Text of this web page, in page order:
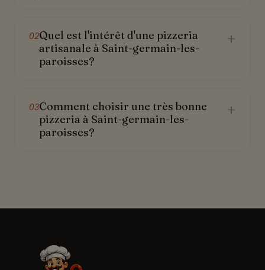
02Quel est l'intérêt d'une pizzeria
artisanale à Saint-germain-les-
paroisses?
+
03Comment choisir une très bonne
pizzeria à Saint-germain-les-
paroisses?
+